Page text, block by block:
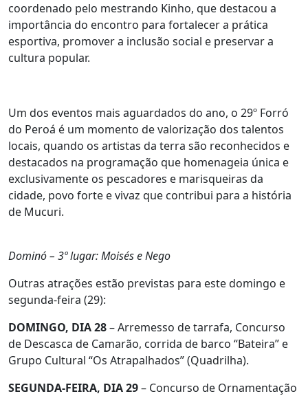
coordenado pelo mestrando Kinho, que destacou a
importância do encontro para fortalecer a prática
esportiva, promover a inclusão social e preservar a
cultura popular.
Um dos eventos mais aguardados do ano, o 29º Forró
do Peroá é um momento de valorização dos talentos
locais, quando os artistas da terra são reconhecidos e
destacados na programação que homenageia única e
exclusivamente os pescadores e marisqueiras da
cidade, povo forte e vivaz que contribui para a história
de Mucuri.
Dominó – 3º lugar: Moisés e Nego
Outras atrações estão previstas para este domingo e
segunda-feira (29):
DOMINGO, DIA 28– Arremesso de tarrafa, Concurso
de Descasca de Camarão, corrida de barco “Bateira” e
Grupo Cultural “Os Atrapalhados” (Quadrilha).
SEGUNDA-FEIRA, DIA 29– Concurso de Ornamentação